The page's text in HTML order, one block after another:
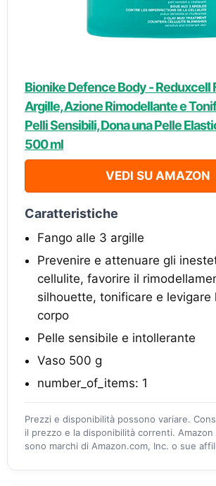
Bionike Defence Body - Reduxcell
Argille, Azione Rimodellante e
Pelli Sensibili, Dona una Pelle
500 ml
VEDI SU AMAZON
Caratteristiche
Fango alle 3 argille
Prevenire e attenuare gli
cellulite, favorire il
silhouette, tonificare e levigare
corpo
Pelle sensibile e intollerante
Vaso 500 g
number_of_items: 1
Prezzi e disponibilità possono variare.
il prezzo e la disponibilità correnti. Amazon
sono marchi di Amazon.com, Inc. o sue